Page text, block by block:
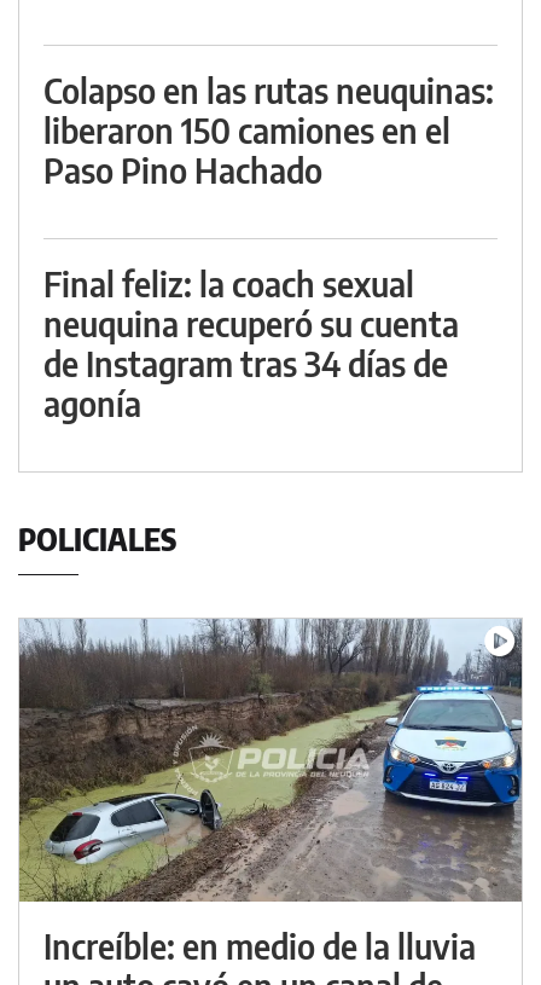
Colapso en las rutas neuquinas:
liberaron 150 camiones en el
Paso Pino Hachado
Final feliz: la coach sexual
neuquina recuperó su cuenta
de Instagram tras 34 días de
agonía
POLICIALES
Increíble: en medio de la lluvia